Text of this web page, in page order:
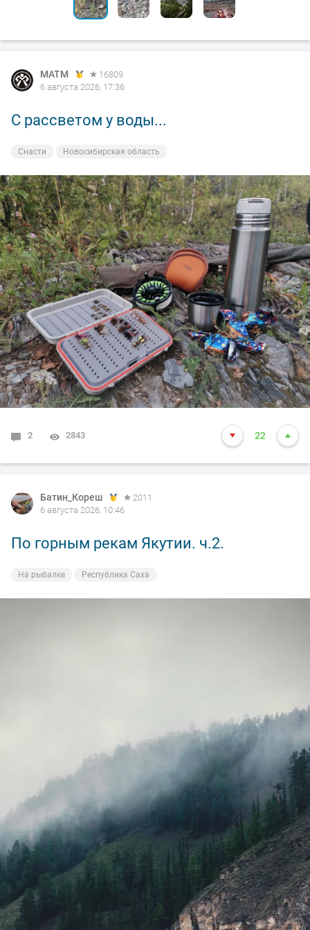
MATM
16809
6 августа 2026, 17:36
С рассветом у воды...
Снасти Новосибирская область
2 2843 22
Батин_Кореш
2011
6 августа 2026, 10:46
По горным рекам Якутии. ч.2.
На рыбалке Республика Саха